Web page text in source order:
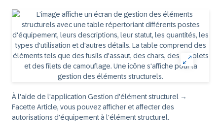
À l'aide de l'application Gestion d'élément structurel →
Facette Article, vous pouvez afficher et affecter des
autorisations d'équipement à l'élément structurel.